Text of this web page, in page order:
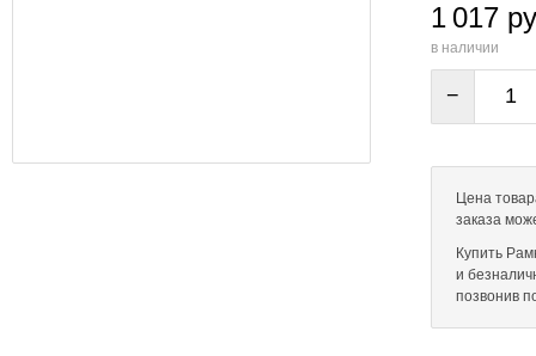
1 017
в наличии
−
Цена
заказа
Купить
и
позвонив